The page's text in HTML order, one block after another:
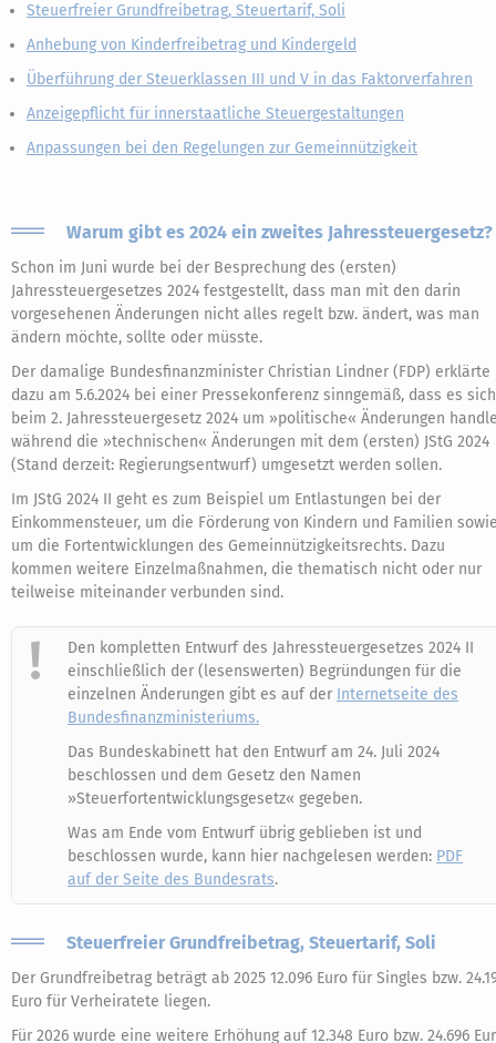
Steuerfreier Grundfreibetrag, Steuertarif, Soli
Anhebung von Kinderfreibetrag und Kindergeld
Überführung der Steuerklassen III und V in das Faktorverfahren
Anzeigepflicht für innerstaatliche Steuergestaltungen
Anpassungen bei den Regelungen zur Gemeinnützigkeit
Warum gibt es 2024 ein zweites Jahressteuergesetz?
Schon im Juni wurde bei der Besprechung des (ersten)
Jahressteuergesetzes 2024 festgestellt, dass man mit den darin
vorgesehenen Änderungen nicht alles regelt bzw. ändert, was man
ändern möchte, sollte oder müsste.
Der damalige Bundesfinanzminister Christian Lindner (FDP) erklärte
dazu am 5.6.2024 bei einer Pressekonferenz sinngemäß, dass es sich
beim 2. Jahressteuergesetz 2024 um »politische« Änderungen
während die »technischen« Änderungen mit dem (ersten) JStG 2024
(Stand derzeit: Regierungsentwurf) umgesetzt werden sollen.
Im JStG 2024 II geht es zum Beispiel um Entlastungen bei der
Einkommensteuer, um die Förderung von Kindern und Familien
um die Fortentwicklungen des Gemeinnützigkeitsrechts. Dazu
kommen weitere Einzelmaßnahmen, die thematisch nicht oder nur
teilweise miteinander verbunden sind.
Den kompletten Entwurf des Jahressteuergesetzes 2024 II
einschließlich der (lesenswerten) Begründungen für die
einzelnen Änderungen gibt es auf der Internetseite des
Bundesfinanzministeriums.
Das Bundeskabinett hat den Entwurf am 24. Juli 2024
beschlossen und dem Gesetz den Namen
»Steuerfortentwicklungsgesetz« gegeben.
Was am Ende vom Entwurf übrig geblieben ist und
beschlossen wurde, kann hier nachgelesen werden: PDF
auf der Seite des Bundesrats.
Steuerfreier Grundfreibetrag, Steuertarif, Soli
Der Grundfreibetrag beträgt ab 2025 12.096 Euro für Singles bzw.
Euro für Verheiratete liegen.
Für 2026 wurde eine weitere Erhöhung auf 12.348 Euro bzw. 24.696